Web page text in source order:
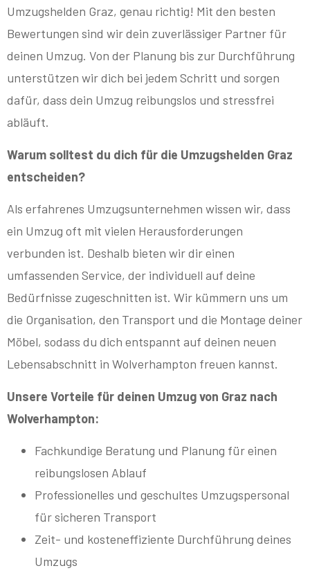
Umzugshelden Graz, genau richtig! Mit den besten
Bewertungen sind wir dein zuverlässiger Partner für
deinen Umzug. Von der Planung bis zur Durchführung
unterstützen wir dich bei jedem Schritt und sorgen
dafür, dass dein Umzug reibungslos und stressfrei
abläuft.
Warum solltest du dich für die Umzugshelden Graz
entscheiden?
Als erfahrenes Umzugsunternehmen wissen wir, dass
ein Umzug oft mit vielen Herausforderungen
verbunden ist. Deshalb bieten wir dir einen
umfassenden Service, der individuell auf deine
Bedürfnisse zugeschnitten ist. Wir kümmern uns um
die Organisation, den Transport und die Montage deiner
Möbel, sodass du dich entspannt auf deinen neuen
Lebensabschnitt in Wolverhampton freuen kannst.
Unsere Vorteile für deinen Umzug von Graz nach
Wolverhampton:
Fachkundige Beratung und Planung für einen
reibungslosen Ablauf
Professionelles und geschultes Umzugspersonal
für sicheren Transport
Zeit- und kosteneffiziente Durchführung deines
Umzugs